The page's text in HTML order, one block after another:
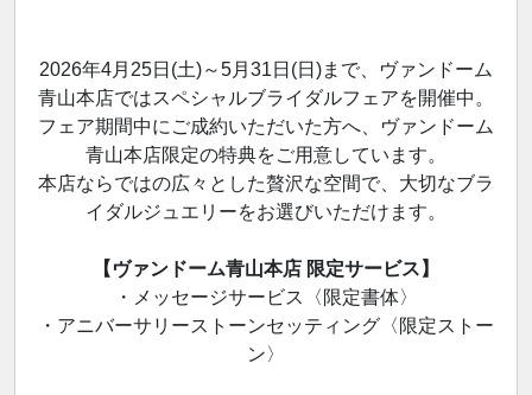
2026年4月25日(土)～5月31日(日)まで、ヴァンドーム
青山本店ではスペシャルブライダルフェアを開催中。
フェア期間中にご成約いただいた方へ、ヴァンドーム
青山本店限定の特典をご用意しています。
本店ならではの広々とした贅沢な空間で、大切なブラ
イダルジュエリーをお選びいただけます。
【ヴァンドーム青山本店 限定サービス】
・メッセージサービス〈限定書体〉
・アニバーサリーストーンセッティング〈限定ストー
ン〉